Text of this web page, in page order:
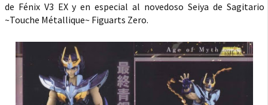
de Fénix V3 EX y en especial al novedoso Seiya de Sagitario
~Touche Métallique~ Figuarts Zero.